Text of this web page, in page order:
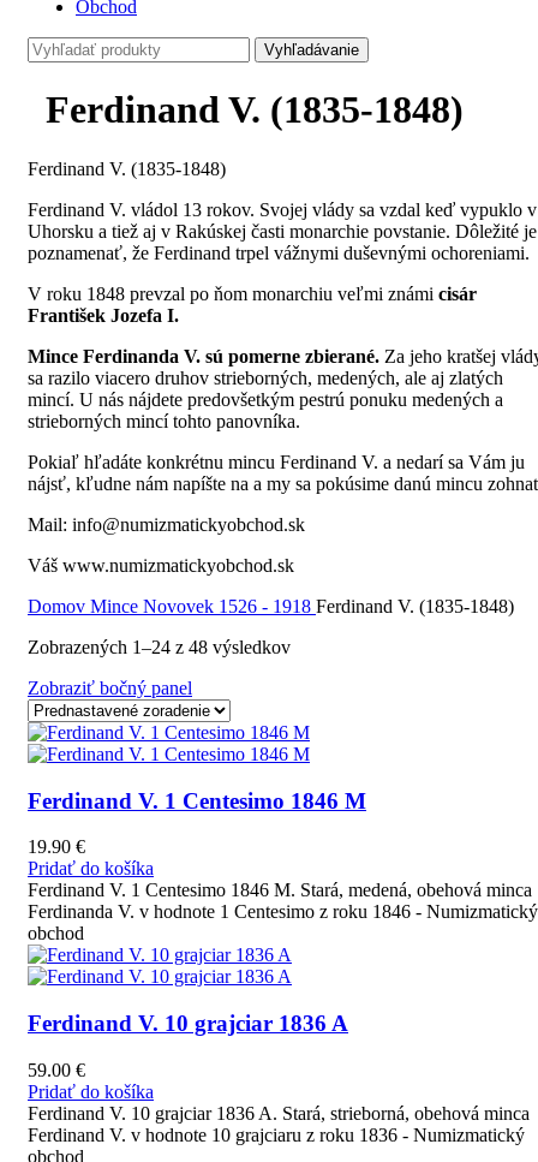
Obchod
Vyhľadávanie
Ferdinand V. (1835-1848)
Ferdinand V. (1835-1848)
Ferdinand V. vládol 13 rokov. Svojej vlády sa vzdal keď vypuklo v
Uhorsku a tiež aj v Rakúskej časti monarchie povstanie. Dôležité je
poznamenať, že Ferdinand trpel vážnymi duševnými ochoreniami.
V roku 1848 prevzal po ňom monarchiu veľmi známi cisár
František Jozefa I.
Mince Ferdinanda V. sú pomerne zbierané. Za jeho kratšej
sa razilo viacero druhov strieborných, medených, ale aj zlatých
mincí. U nás nájdete predovšetkým pestrú ponuku medených a
strieborných mincí tohto panovníka.
Pokiaľ hľadáte konkrétnu mincu Ferdinand V. a nedarí sa Vám ju
nájsť, kľudne nám napíšte na a my sa pokúsime danú mincu
Mail: info@numizmatickyobchod.sk
Váš www.numizmatickyobchod.sk
Domov Mince Novovek 1526 - 1918 Ferdinand V. (1835-1848)
Zobrazených 1–24 z 48 výsledkov
Zobraziť bočný panel
Ferdinand V. 1 Centesimo 1846 M
19.90 €
Pridať do košíka
Ferdinand V. 1 Centesimo 1846 M. Stará, medená, obehová minca
Ferdinanda V. v hodnote 1 Centesimo z roku 1846 - Numizmatický
obchod
Ferdinand V. 10 grajciar 1836 A
59.00 €
Pridať do košíka
Ferdinand V. 10 grajciar 1836 A. Stará, strieborná, obehová minca
Ferdinand V. v hodnote 10 grajciaru z roku 1836 - Numizmatický
obchod